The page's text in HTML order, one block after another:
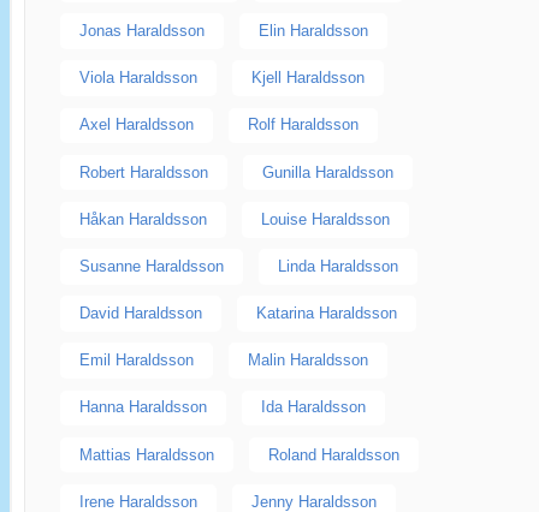
Jonas Haraldsson Elin Haraldsson
Viola Haraldsson Kjell Haraldsson
Axel Haraldsson Rolf Haraldsson
Robert Haraldsson Gunilla Haraldsson
Håkan Haraldsson Louise Haraldsson
Susanne Haraldsson Linda Haraldsson
David Haraldsson Katarina Haraldsson
Emil Haraldsson Malin Haraldsson
Hanna Haraldsson Ida Haraldsson
Mattias Haraldsson Roland Haraldsson
Irene Haraldsson Jenny Haraldsson